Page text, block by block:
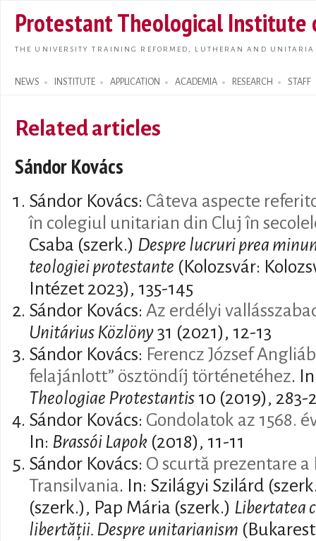
main
Protestant Theological Institute
THE UNIVERSITY TRAINING REFORMED, LUTHERAN AND
NEWS INSTITUTE APPLICATION ACADEMIA RESEARCH STAFF
Search form
Related articles
Sándor Kovács
Sándor Kovács: Câteva aspecte
în colegiul unitarian din Cluj în
Csaba (szerk.) Despre lucruri prea
teologiei protestante (Kolozsvár:
Intézet 2023), 135-145
Sándor Kovács: Az erdélyi
Unitárius Közlöny31 (2021), 12-13
Sándor Kovács: Ferencz József
felajánlott” ösztöndíj történetéhez.
Theologiae Protestantis 10 (2019), 283-
Sándor Kovács: Gondolatok az 1568.
In: Brassói Lapok (2018), 11-11
Sándor Kovács: O scurtă prezentare
Transilvania. In: Szilágyi Szilárd
(szerk.), Pap Mária (szerk.) Libertatea
libertății. Despre unitarianism